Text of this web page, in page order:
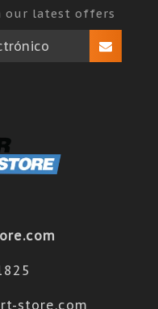
our latest offers
store.com